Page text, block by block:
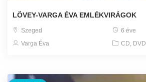
LÖVEY-VARGA ÉVA EMLÉKVIRÁGOK
Szeged
6 éve
Varga Éva
CD, DVD